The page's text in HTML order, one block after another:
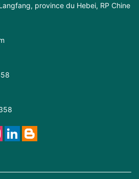
province du Hebei, RP Chine